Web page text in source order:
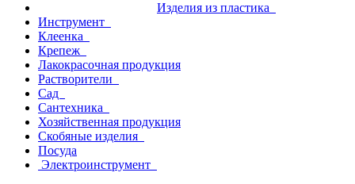
Изделия из пластика
Инструмент
Клеенка
Крепеж
Лакокрасочная продукция
Растворители
Сад
Сантехника
Хозяйственная продукция
Скобяные изделия
Посуда
Электроинструмент